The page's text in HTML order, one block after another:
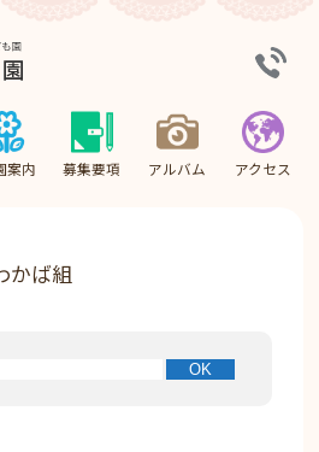
案内 募集要項 アルバム アクセス
かば組